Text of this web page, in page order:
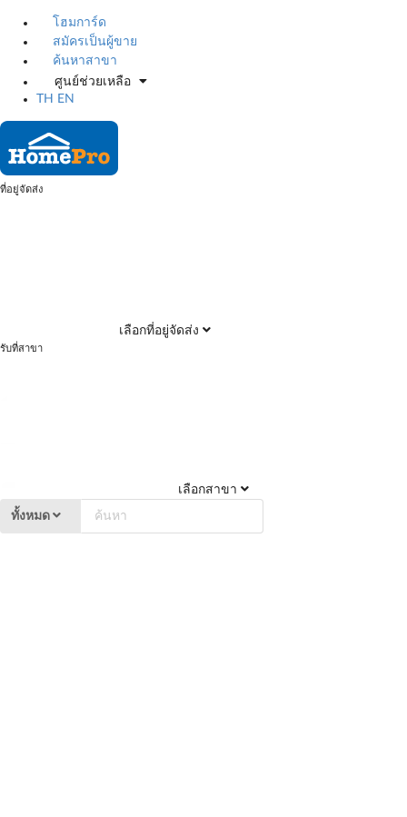
โฮมการ์ด
สมัครเป็นผู้ขาย
ค้นหาสาขา
ศูนย์ช่วยเหลือ
TH
EN
ที่อยู่จัดส่ง
เลือกที่อยู่จัดส่ง
รับที่สาขา
เลือกสาขา
ทั้งหมด